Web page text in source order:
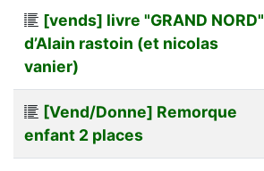
[vends] livre "GRAND NORD"
d’Alain rastoin (et nicolas
vanier)
[Vend/Donne] Remorque
enfant 2 places